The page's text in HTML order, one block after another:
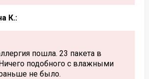
К.:
пошла. 23 пакета в
подобного с влажными
не было.